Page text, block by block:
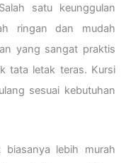
satu keunggulan
ringan dan mudah
yang sangat praktis
tata letak teras. Kursi
sesuai kebutuhan
lebih murah